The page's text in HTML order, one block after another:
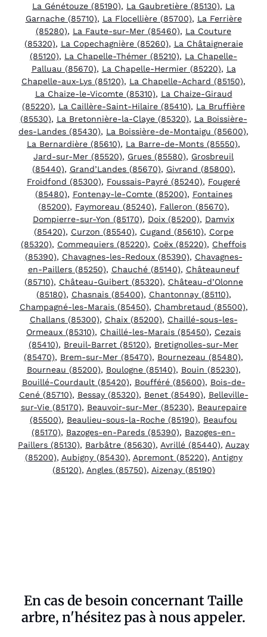
La Génétouze (85190), La Gaubretière (85130), La
Garnache (85710), La Flocellière (85700), La Ferrière
(85280), La Faute-sur-Mer (85460), La Couture
(85320), La Copechagnière (85260), La Châtaigneraie
(85120), La Chapelle-Thémer (85210), La Chapelle-
Palluau (85670), La Chapelle-Hermier (85220), La
Chapelle-aux-Lys (85120), La Chapelle-Achard (85150),
La Chaize-le-Vicomte (85310), La Chaize-Giraud
(85220), La Caillère-Saint-Hilaire (85410), La Bruffière
(85530), La Bretonnière-la-Claye (85320), La Boissière-
des-Landes (85430), La Boissière-de-Montaigu (85600),
La Bernardière (85610), La Barre-de-Monts (85550),
Jard-sur-Mer (85520), Grues (85580), Grosbreuil
(85440), Grand’Landes (85670), Givrand (85800),
Froidfond (85300), Foussais-Payré (85240), Fougeré
(85480), Fontenay-le-Comte (85200), Fontaines
(85200), Faymoreau (85240), Falleron (85670),
Dompierre-sur-Yon (85170), Doix (85200), Damvix
(85420), Curzon (85540), Cugand (85610), Corpe
(85320), Commequiers (85220), Coëx (85220), Cheffois
(85390), Chavagnes-les-Redoux (85390), Chavagnes-
en-Paillers (85250), Chauché (85140), Châteauneuf
(85710), Château-Guibert (85320), Château-d’Olonne
(85180), Chasnais (85400), Chantonnay (85110),
Champagné-les-Marais (85450), Chambretaud (85500),
Challans (85300), Chaix (85200), Chaillé-sous-les-
Ormeaux (85310), Chaillé-les-Marais (85450), Cezais
(85410), Breuil-Barret (85120), Bretignolles-sur-Mer
(85470), Brem-sur-Mer (85470), Bournezeau (85480),
Bourneau (85200), Boulogne (85140), Bouin (85230),
Bouillé-Courdault (85420), Boufféré (85600), Bois-de-
Cené (85710), Bessay (85320), Benet (85490), Belleville-
sur-Vie (85170), Beauvoir-sur-Mer (85230), Beaurepaire
(85500), Beaulieu-sous-la-Roche (85190), Beaufou
(85170), Bazoges-en-Pareds (85390), Bazoges-en-
Paillers (85130), Barbâtre (85630), Avrillé (85440), Auzay
(85200), Aubigny (85430), Apremont (85220), Antigny
(85120), Angles (85750), Aizenay (85190)
En cas de besoin concernant Taille
arbre, n'hésitez pas à nous appeler.